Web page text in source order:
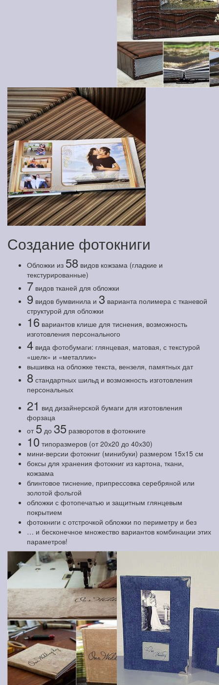
Создание фотокниги
Обложки из 58 видов кожзама (гладкие и
текстурированные)
7 видов тканей для обложки
9 видов бумвинила и 3 варианта полимера с тканевой
структурой для обложки
16 вариантов клише для тиснения, возможность
изготовления персонального
4 вида фотобумаги: глянцевая, матовая, с текстурой
«шелк» и «металлик»
вышивка на обложке текста, вензеля, памятных дат
8 стандартных шильд и возможность изготовления
персональных
21 вид дизайнерской бумаги для изготовления
форзаца
от 5 до 35 разворотов в фотокниге
10 типоразмеров (от 20х20 до 40х30)
мини-версии фотокниг (минибуки) размером 15х15 см
боксы для хранения фотокниг из картона, ткани,
кожзама
блинтовое тиснение, припрессовка серебряной или
золотой фольгой
обложки с фотопечатью и защитным глянцевым
покрытием
фотокниги с отстрочкой обложки по периметру и без
… и бесконечное множество вариантов комбинации этих
параметров!